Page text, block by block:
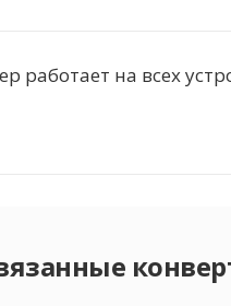
работает на всех